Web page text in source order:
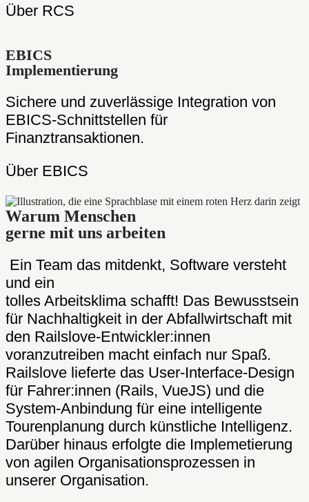
Über RCS
EBICS
Implementierung
Sichere und zuverlässige Integration von
EBICS-Schnittstellen für
Finanztransaktionen.
Über EBICS
Warum Menschen
gerne mit uns arbeiten
Ein Team das mitdenkt, Software versteht
und ein
tolles Arbeitsklima schafft! Das Bewusstsein
für Nachhaltigkeit in der Abfallwirtschaft mit
den Railslove-Entwickler:innen
voranzutreiben macht einfach nur Spaß.
Railslove lieferte das User-Interface-Design
für Fahrer:innen (Rails, VueJS) und die
System-Anbindung für eine intelligente
Tourenplanung durch künstliche Intelligenz.
Darüber hinaus erfolgte die Implemetierung
von agilen Organisationsprozessen in
unserer Organisation.